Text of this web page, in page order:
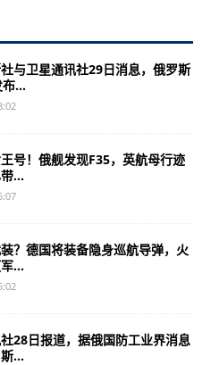
与卫星通讯社29日消息，俄罗斯
...
号！俄舰发现F35，英航母行迹
...
？德国将装备隐身巡航导弹，火
...
28日报道，据俄国防工业界消息
...